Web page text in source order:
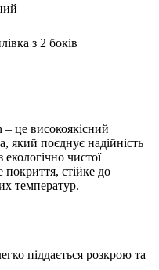
з 2 боків
це високоякісний
який поєднує надійність
чистої
стійке до
температур.
піддається розкрою та